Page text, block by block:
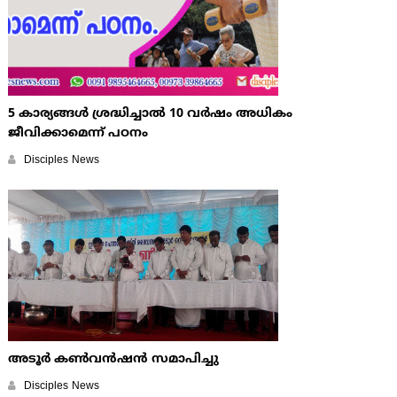
5 കാര്യങ്ങള്‍ ശ്രദ്ധിച്ചാല്‍ 10 വര്‍ഷം അധികം
ജീവിക്കാമെന്ന് പഠനം
Disciples News
അടൂര്‍ കണ്‍വന്‍ഷന്‍ സമാപിച്ചു
Disciples News